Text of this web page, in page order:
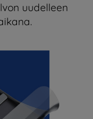
uudelleen